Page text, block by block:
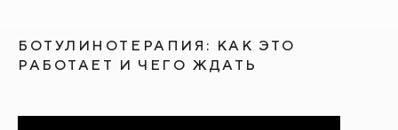
БОТУЛИНОТЕРАПИЯ: КАК ЭТО
РАБОТАЕТ И ЧЕГО ЖДАТЬ